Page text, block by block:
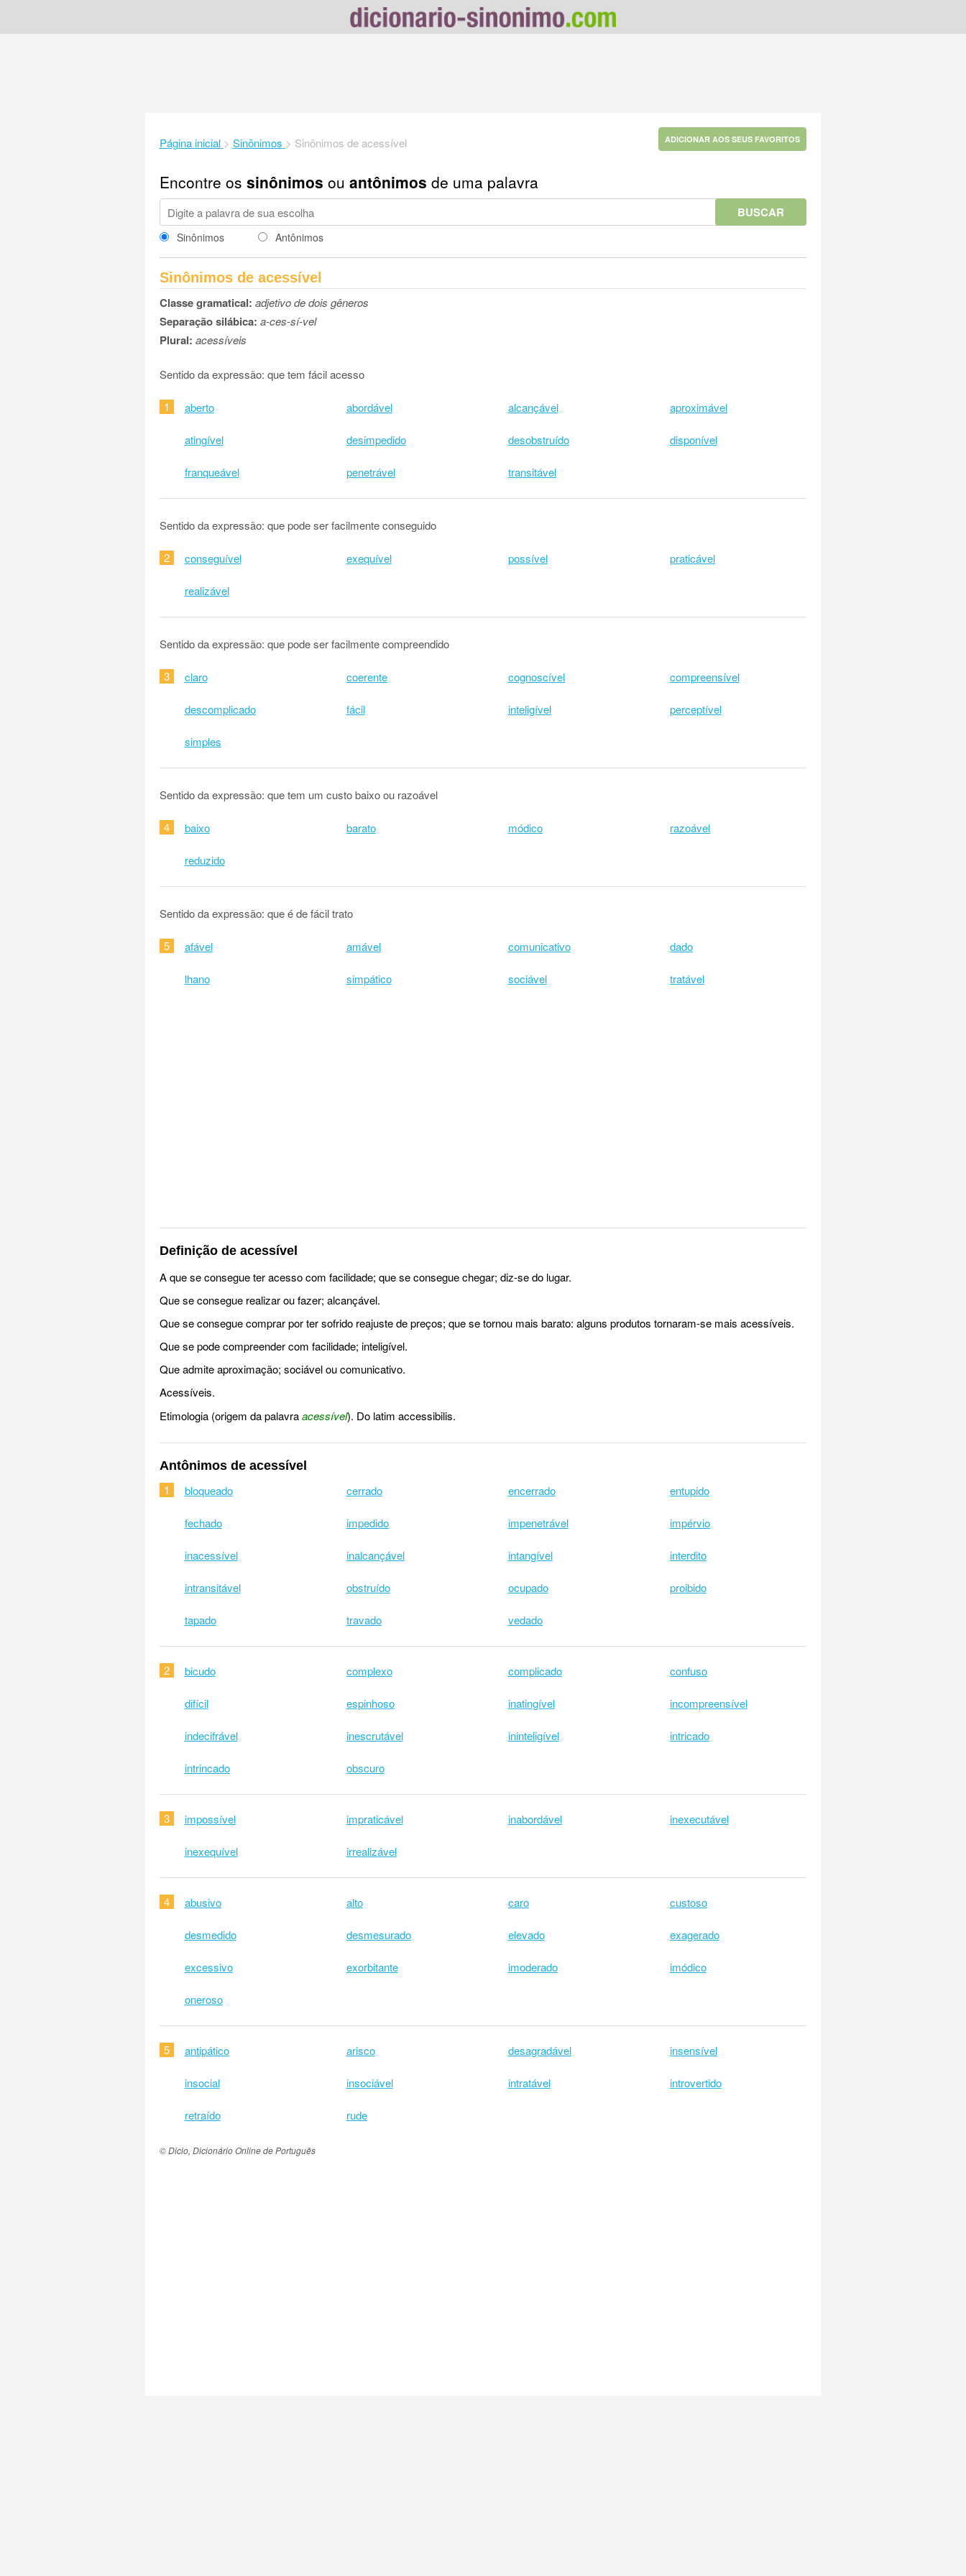
Página inicial > Sinônimos > Sinônimos de acessível ADICIONAR AOS SEUS FAVORITOS
Encontre os sinônimos ou antônimos de uma palavra
BUSCAR
Sinônimos Antônimos
Sinônimos de acessível
Classe gramatical: adjetivo de dois gêneros
Separação silábica: a-ces-sí-vel
Plural: acessíveis
Sentido da expressão: que tem fácil acesso
1 aberto abordável alcançável aproximável
atingível desimpedido desobstruído disponível
franqueável penetrável transitável
Sentido da expressão: que pode ser facilmente conseguido
2 conseguível exequível possível praticável
realizável
Sentido da expressão: que pode ser facilmente compreendido
3 claro coerente cognoscível compreensível
descomplicado fácil inteligível perceptível
simples
Sentido da expressão: que tem um custo baixo ou razoável
4 baixo barato módico razoável
reduzido
Sentido da expressão: que é de fácil trato
5 afável amável comunicativo dado
lhano simpático sociável tratável
Definição de acessível
A que se consegue ter acesso com facilidade; que se consegue chegar; diz-se do lugar.
Que se consegue realizar ou fazer; alcançável.
Que se consegue comprar por ter sofrido reajuste de preços; que se tornou mais barato: alguns produtos tornaram-se mais acessíveis.
Que se pode compreender com facilidade; inteligível.
Que admite aproximação; sociável ou comunicativo.
Acessíveis.
Etimologia (origem da palavraacessível). Do latim accessibilis.
Antônimos de acessível
1 bloqueado cerrado encerrado entupido
fechado impedido impenetrável impérvio
inacessível inalcançável intangível interdito
intransitável obstruído ocupado proibido
tapado travado vedado
2 bicudo complexo complicado confuso
difícil espinhoso inatingível incompreensível
indecifrável inescrutável ininteligível intricado
intrincado obscuro
3 impossível impraticável inabordável inexecutável
inexequível irrealizável
4 abusivo alto caro custoso
desmedido desmesurado elevado exagerado
excessivo exorbitante imoderado imódico
oneroso
5 antipático arisco desagradável insensível
insocial insociável intratável introvertido
retraído rude
© Dicio, Dicionário Online de Português